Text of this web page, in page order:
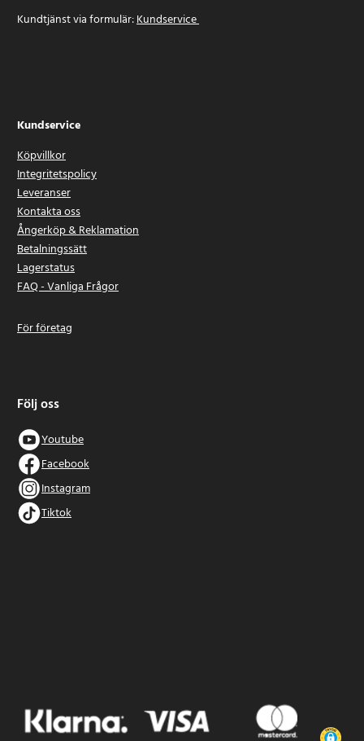
Kundtjänst via formulär:Kundservice
Kundservice
Köpvillkor
Integritetspolicy
Leveranser
Kontakta oss
Ångerköp & Reklamation
Betalningssätt
Lagerstatus
FAQ - Vanliga Frågor
För företag
Följ oss
Youtube
Facebook
Instagram
Tiktok